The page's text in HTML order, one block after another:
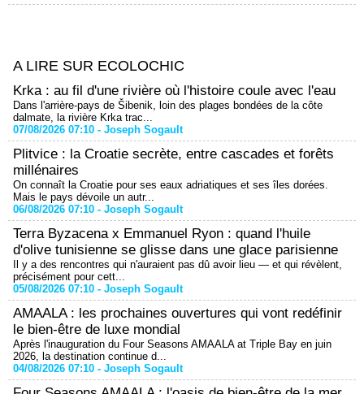
A LIRE SUR ECOLOCHIC
Krka : au fil d'une rivière où l'histoire coule avec l'eau
Dans l'arrière-pays de Šibenik, loin des plages bondées de la côte
dalmate, la rivière Krka trac...
07/08/2026 07:10 - Joseph Sogault
Plitvice : la Croatie secrète, entre cascades et forêts
millénaires
On connaît la Croatie pour ses eaux adriatiques et ses îles dorées.
Mais le pays dévoile un autr...
06/08/2026 07:10 - Joseph Sogault
Terra Byzacena x Emmanuel Ryon : quand l'huile
d'olive tunisienne se glisse dans une glace parisienne
Il y a des rencontres qui n'auraient pas dû avoir lieu — et qui révèlent,
précisément pour cett...
05/08/2026 07:10 - Joseph Sogault
AMAALA : les prochaines ouvertures qui vont redéfinir
le bien-être de luxe mondial
Après l'inauguration du Four Seasons AMAALA at Triple Bay en juin
2026, la destination continue d...
04/08/2026 07:10 - Joseph Sogault